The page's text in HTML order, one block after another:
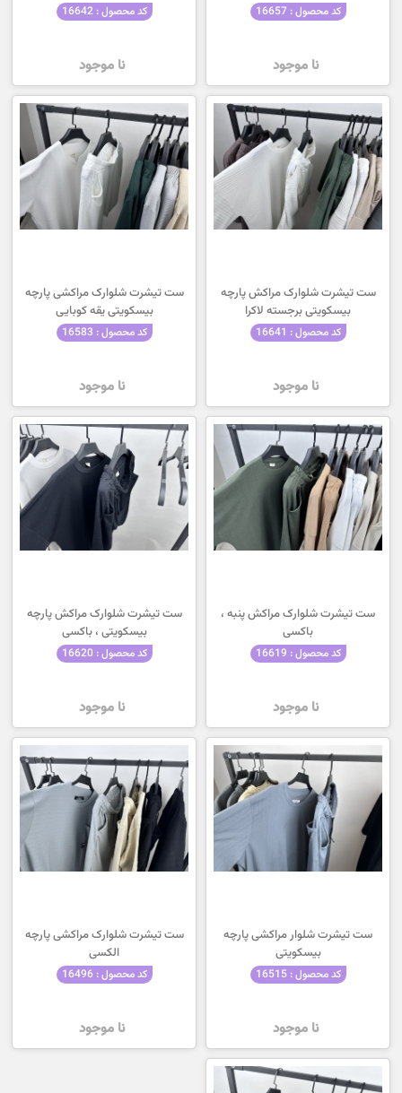
کد محصول : 16657
نا موجود
کد محصول : 16642
نا موجود
ست تیشرت شلوارک مراکش پارچه
بیسکویتی برجسته لاکرا
کد محصول : 16641
نا موجود
ست تیشرت شلوارک مراکشی پارچه
بیسکویتی یقه کوبایی
کد محصول : 16583
نا موجود
ست تیشرت شلوارک مراکش پنبه ،
باکسی
کد محصول : 16619
نا موجود
ست تیشرت شلوارک مراکش پارچه
بیسکویتی ، باکسی
کد محصول : 16620
نا موجود
ست تیشرت شلوار مراکشی پارچه
بیسکویتی
کد محصول : 16515
نا موجود
ست تیشرت شلوارک مراکشی پارچه
الکسی
کد محصول : 16496
نا موجود